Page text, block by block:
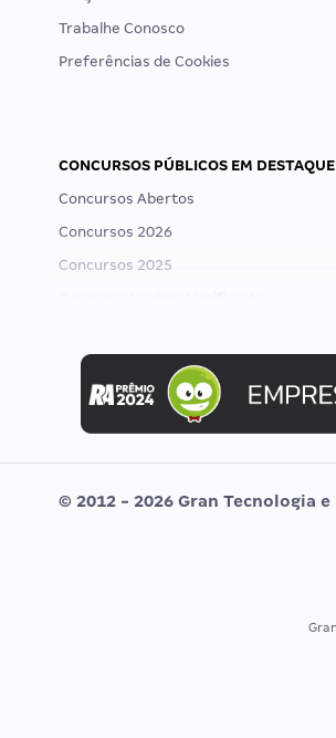
Trabalhe Conosco
Preferências de Cookies
CONCURSOS PÚBLICOS EM DESTAQUE
Concursos Abertos
Concursos 2026
Concursos 2025
Concurso MPU
Editais publicados
© 2012 - 2026 Gran Tecnologia e